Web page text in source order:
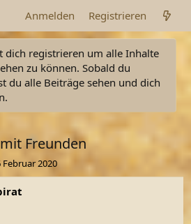
Anmelden Registrieren
dich registrieren um alle Inhalte
zu können. Sobald du
du alle Beiträge sehen und dich
Freunden
Februar 2020